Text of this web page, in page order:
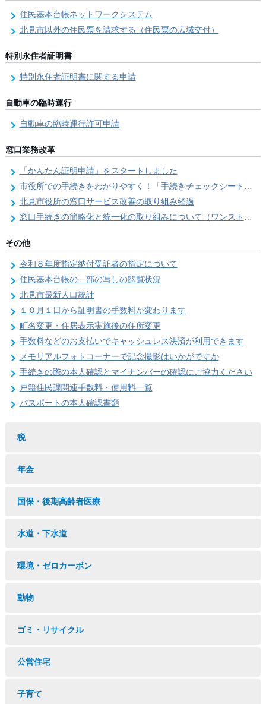
住民基本台帳ネットワークシステム
北見市以外の住民票を請求する（住民票の広域交付）
特別永住者証明書
特別永住者証明書に関する申請
自動車の臨時運行
自動車の臨時運行許可申請
窓口業務改革
「かんたん証明申請」をスタートしました
市役所での手続きをわかりやすく！「手続きチェックシート」を導入しました
北見市役所の窓口サービス改善の取り組み経過
窓口手続きの簡略化と統一化の取り組みについて（ワンストップサービス推進事業）
その他
令和８年度指定納付受託者の指定について
住民基本台帳の一部の写しの閲覧状況
北見市最新人口統計
１０月１日から証明書の手数料が変わります
町名変更・住居表示実施後の住所変更
手数料などのお支払いでキャッシュレス決済が利用できます
メモリアルフォトコーナーで記念撮影はいかがですか
手続きの際の本人確認とマイナンバーの確認にご協力ください
戸籍住民課関連手数料・使用料一覧
パスポートの本人確認書類
税
年金
国保・後期高齢者医療
水道・下水道
環境・ゼロカーボン
動物
ゴミ・リサイクル
公営住宅
子育て